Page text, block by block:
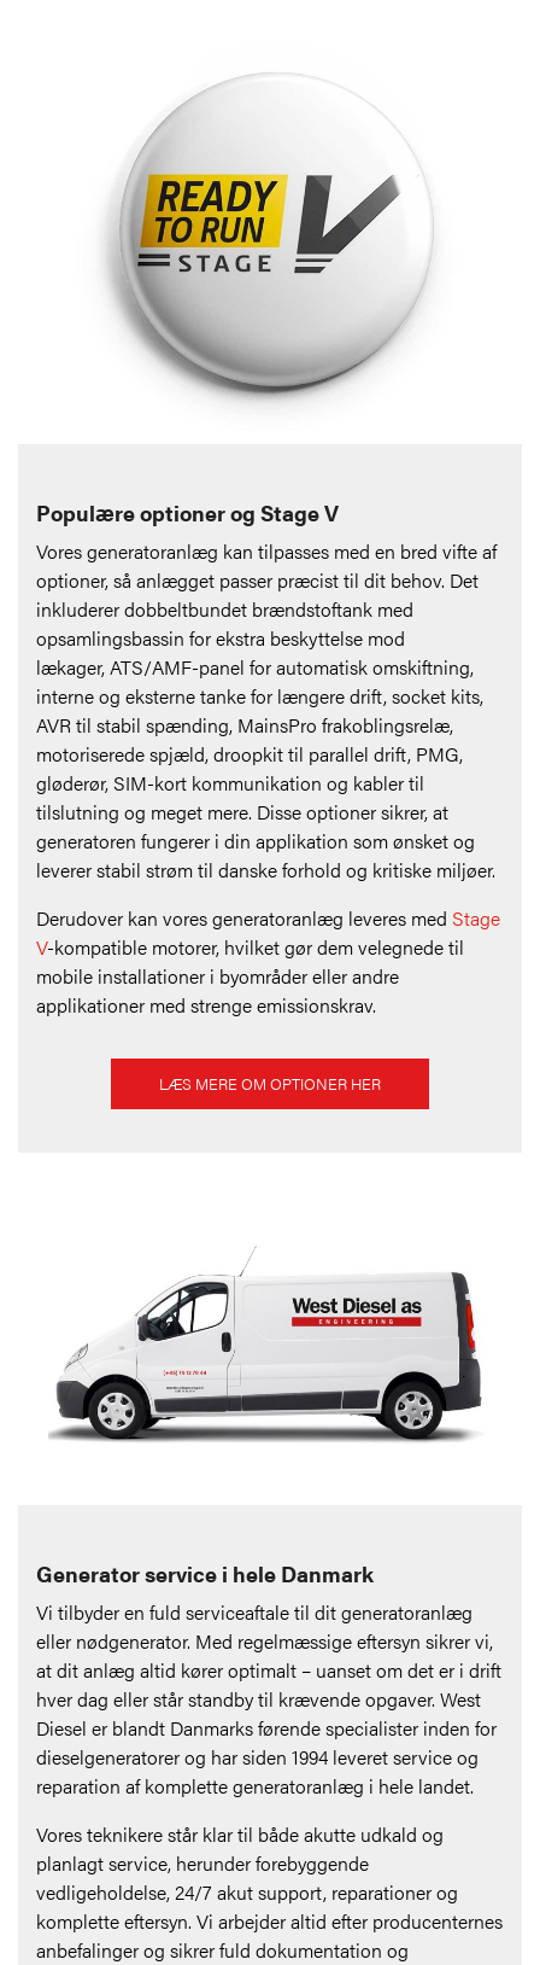
Populære optioner og Stage V
Vores generatoranlæg kan tilpasses med en bred vifte af
optioner, så anlægget passer præcist til dit behov. Det
inkluderer dobbeltbundet brændstoftank med
opsamlingsbassin for ekstra beskyttelse mod
lækager,ATS/AMF-panel for automatisk omskiftning,
interne og eksterne tanke for længere drift, socket kits,
AVR til stabil spænding, MainsPro frakoblingsrelæ,
motoriserede spjæld, droopkit til parallel drift, PMG,
gløderør, SIM-kort kommunikation og kabler til
tilslutning og meget mere. Disse optioner sikrer, at
generatoren fungerer i din applikation som ønsket og
leverer stabil strøm til danske forhold og kritiske miljøer.
Derudover kan vores generatoranlæg leveres med Stage
V-kompatible motorer, hvilket gør dem velegnede til
mobile installationer i byområder eller andre
applikationer med strenge emissionskrav.
LÆS MERE OM OPTIONER HER
Generator service i hele Danmark
Vi tilbyder en fuld serviceaftale til dit generatoranlæg
eller nødgenerator. Med regelmæssige eftersyn sikrer vi,
at dit anlæg altid kører optimalt – uanset om det er i drift
hver dag eller står standby til krævende opgaver. West
Diesel er blandt Danmarks førende specialister inden for
dieselgeneratorer og har siden 1994 leveret service og
reparation af komplette generatoranlæg i hele landet.
Vores teknikere står klar til både akutte udkald og
planlagt service, herunder forebyggende
vedligeholdelse, 24/7 akut support, reparationer og
komplette eftersyn. Vi arbejder altid efter producenternes
anbefalinger og sikrer fuld dokumentation og